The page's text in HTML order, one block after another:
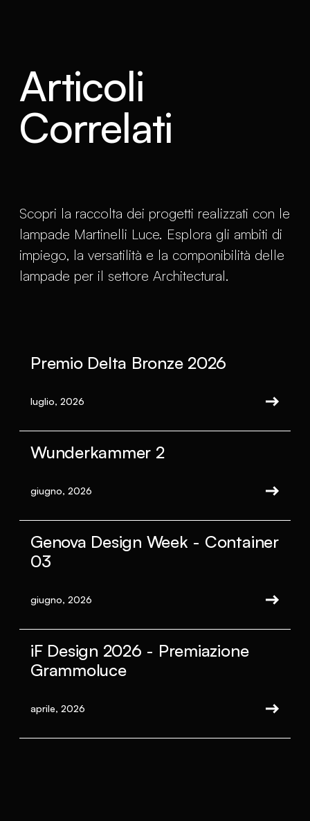
Articoli
Correlati
Scopri la raccolta dei progetti realizzati con le
lampade Martinelli Luce. Esplora gli ambiti di
impiego, la versatilità e la componibilità delle
lampade per il settore Architectural.
Premio Delta Bronze 2026
luglio, 2026
Wunderkammer 2
giugno, 2026
Genova Design Week - Container
03
giugno, 2026
iF Design 2026 - Premiazione
Grammoluce
aprile, 2026